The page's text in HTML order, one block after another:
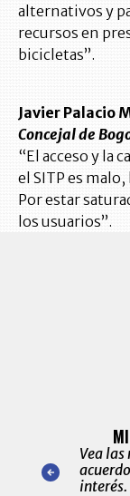
alternativos y
recursos en
bicicletas”.
Javier Palacio
Concejal de
“El acceso y la
el SITP es
Por estar
los usuarios”.
nuestro
para
Vea
interés.